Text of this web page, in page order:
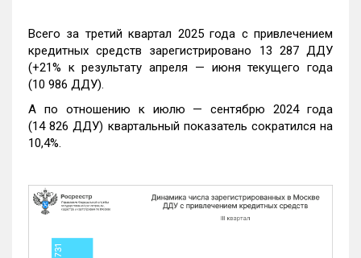
Всего за третий квартал 2025 года с привлечением
кредитных средств зарегистрировано 13 287 ДДУ
(+21% к результату апреля — июня текущего года
(10 986 ДДУ).
А по отношению к июлю — сентябрю 2024 года
(14 826 ДДУ) квартальный показатель сократился на
10,4%.